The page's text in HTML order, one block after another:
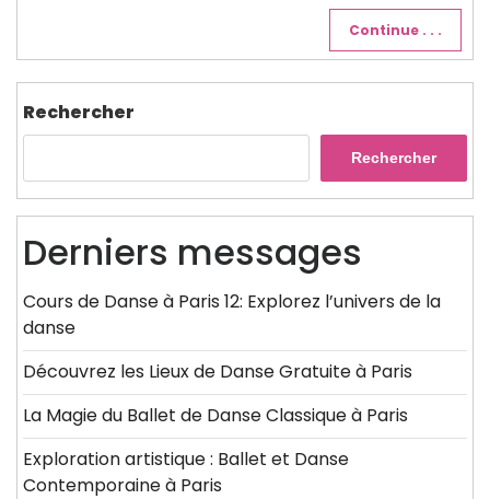
Continue . . .
Rechercher
Rechercher
Derniers messages
Cours de Danse à Paris 12: Explorez l’univers de la
danse
Découvrez les Lieux de Danse Gratuite à Paris
La Magie du Ballet de Danse Classique à Paris
Exploration artistique : Ballet et Danse
Contemporaine à Paris